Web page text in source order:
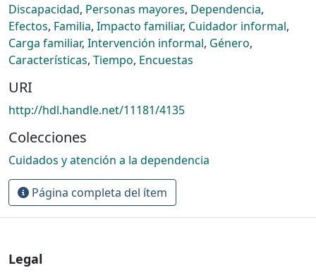
Discapacidad, Personas mayores, Dependencia,
Efectos, Familia, Impacto familiar, Cuidador informal,
Carga familiar, Intervención informal, Género,
Características, Tiempo, Encuestas
URI
http://hdl.handle.net/11181/4135
Colecciones
Cuidados y atención a la dependencia
Página completa del ítem
Legal